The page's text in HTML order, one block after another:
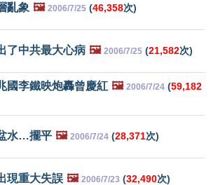
亂象 🖼️ 2006/7/25 (46,358次)
了中共最大心病 🖼️ 2006/7/25 (21,582次)
國李鐵映炮轟曾慶紅 🖼️ 2006/7/24 (59,182
水…擺平 🖼️ 2006/7/24 (28,371次)
現重大失誤 🖼️ 2006/7/23 (32,490次)